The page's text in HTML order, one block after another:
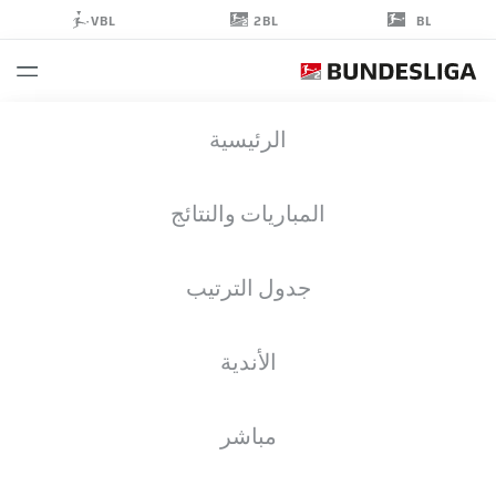
BL
2BL
VBL
الرئيسية
المباريات والنتائج
جدول الترتيب
الأندية
مباشر
EINTRACHT BRAUNSCHWEIG